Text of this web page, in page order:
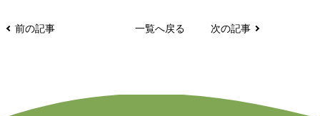
前の記事 一覧へ戻る 次の記事